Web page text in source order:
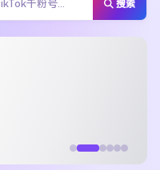
搜索